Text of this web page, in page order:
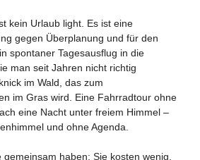
kein Urlaub light. Es ist eine
gegen Überplanung und für den
spontaner Tagesausflug in die
man seit Jahren nicht richtig
im Wald, das zum
im Gras wird. Eine Fahrradtour ohne
eine Nacht unter freiem Himmel –
und ohne Agenda.
haben: Sie kosten wenig,